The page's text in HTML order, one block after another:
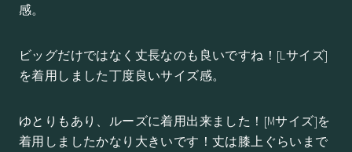
感。
ビッグだけではなく丈長なのも良いですね！[Lサイズ]
を着用しました丁度良いサイズ感。
ゆとりもあり、ルーズに着用出来ました！[Mサイズ]を
着用しましたかなり大きいです！丈は膝上ぐらいまで